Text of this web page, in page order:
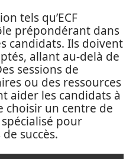
tels qu’ECF
prépondérant dans
candidats. Ils doivent
allant au-delà de
sessions de
ou des ressources
aider les candidats à
choisir un centre de
pour
succès.